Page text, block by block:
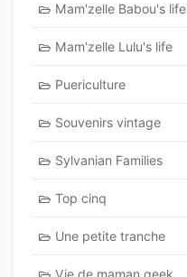
Mam'zelle Babou's life
Mam'zelle Lulu's life
Puericulture
Souvenirs vintage
Sylvanian Families
Top cinq
Une petite tranche